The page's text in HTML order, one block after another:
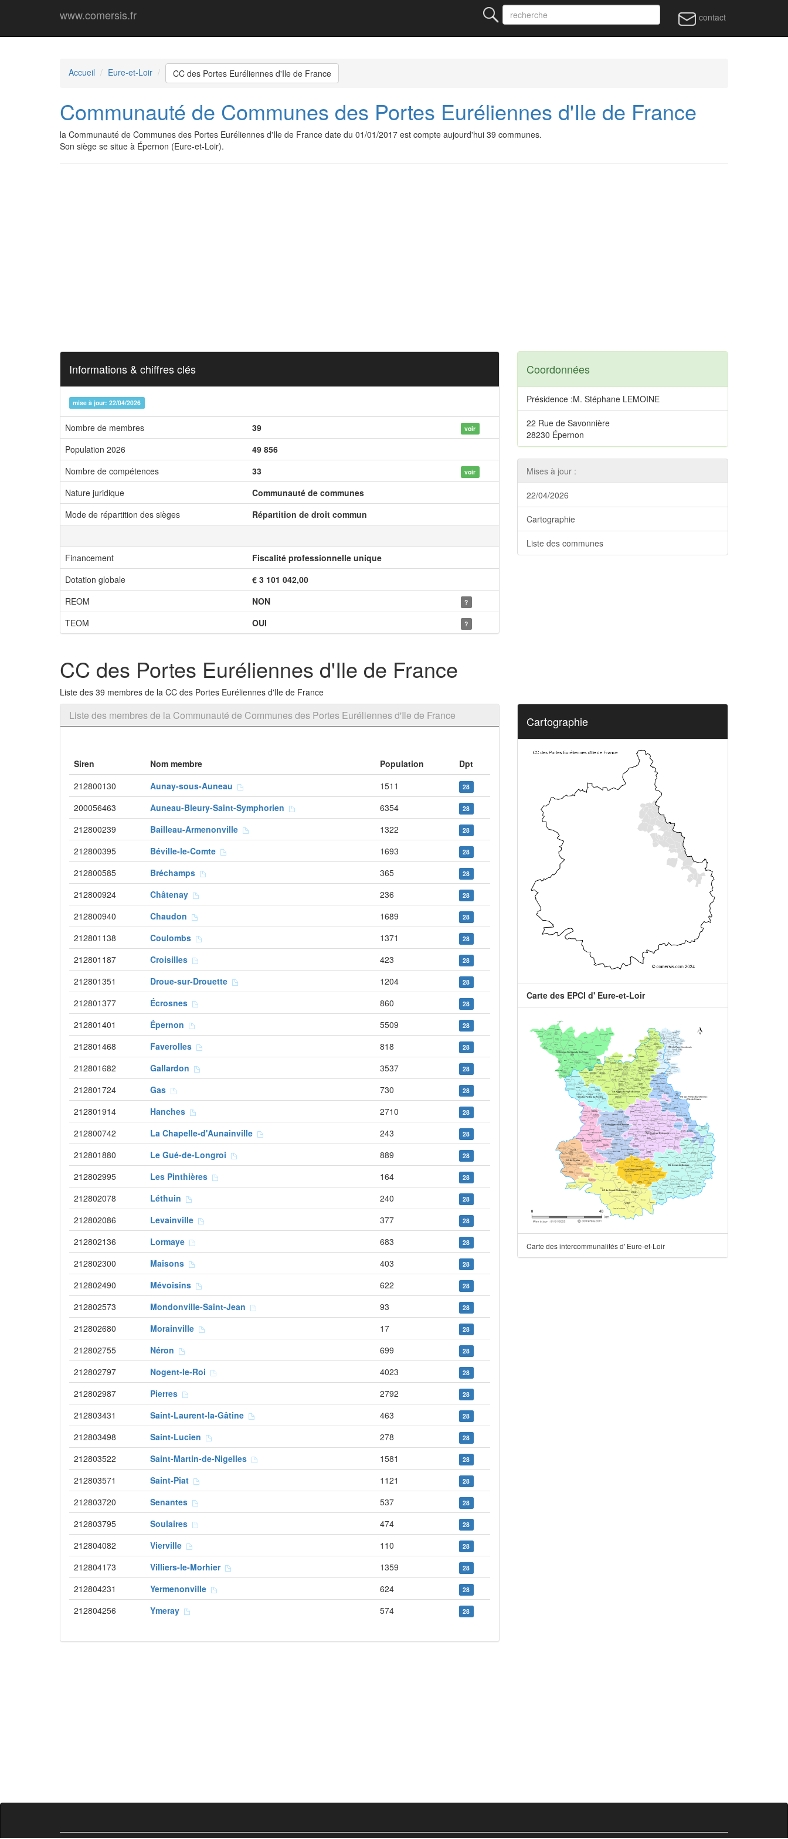
www.comersis.fr contact
Accueil Eure-et-Loir CC des Portes Euréliennes d'Ile de France
Communauté de Communes des Portes Euréliennes d'Ile de France
la Communauté de Communes des Portes Euréliennes d'Ile de France date du 01/01/2017 est compte aujourd'hui 39 communes.
Son siège se situe à Épernon (Eure-et-Loir).
Informations & chiffres clés
mise à jour: 22/04/2026
Nombre de membres 39 voir
Population 2026
49 856
Nombre de compétences
33 voir
Nature juridique
Communauté de communes
Mode de répartition des sièges
Répartition de droit commun
Financement
Fiscalité professionnelle unique
Dotation globale
€ 3 101 042,00
REOM
NON ?
TEOM OUI ?
Coordonnées
Présidence :M. Stéphane LEMOINE
22 Rue de Savonnière
28230 Épernon
Mises à jour :
22/04/2026
Cartographie
Liste des communes
CC des Portes Euréliennes d'Ile de France
Liste des 39 membres de la CC des Portes Euréliennes d'Ile de France
Liste des membres de la Communauté de Communes des Portes Euréliennes d'Ile de France
Siren Nom membre Population
Dpt
212800130
Aunay-sous-Auneau 1511 28
200056463 Auneau-Bleury-Saint-Symphorien 6354 28
212800239 Bailleau-Armenonville 1322 28
212800395 Béville-le-Comte 1693 28
212800585 Bréchamps 365 28
212800924 Châtenay 236 28
212800940 Chaudon 1689 28
212801138 Coulombs 1371 28
212801187 Croisilles 423 28
212801351 Droue-sur-Drouette 1204 28
212801377 Écrosnes 860 28
212801401 Épernon 5509 28
212801468 Faverolles 818 28
212801682 Gallardon 3537 28
212801724 Gas 730 28
212801914 Hanches 2710 28
212800742 La Chapelle-d'Aunainville 243 28
212801880 Le Gué-de-Longroi 889 28
212802995 Les Pinthières 164 28
212802078 Léthuin 240 28
212802086 Levainville 377 28
212802136 Lormaye 683 28
212802300 Maisons 403 28
212802490 Mévoisins 622 28
212802573 Mondonville-Saint-Jean 93 28
212802680 Morainville 17 28
212802755 Néron 699 28
212802797 Nogent-le-Roi 4023 28
212802987 Pierres 2792 28
212803431 Saint-Laurent-la-Gâtine 463 28
212803498 Saint-Lucien 278 28
212803522 Saint-Martin-de-Nigelles 1581 28
212803571 Saint-Piat 1121 28
212803720 Senantes 537 28
212803795 Soulaires 474 28
212804082 Vierville 110 28
212804173 Villiers-le-Morhier 1359 28
212804231 Yermenonville 624 28
212804256 Ymeray 574 28
Cartographie
Carte des EPCI d' Eure-et-Loir
Carte des intercommunalités d' Eure-et-Loir